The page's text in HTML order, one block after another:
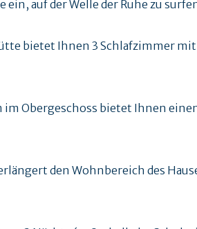
ein, auf der Welle der Ruhe zu
bietet Ihnen 3 Schlafzimmer
Obergeschoss bietet Ihnen
den Wohnbereich des